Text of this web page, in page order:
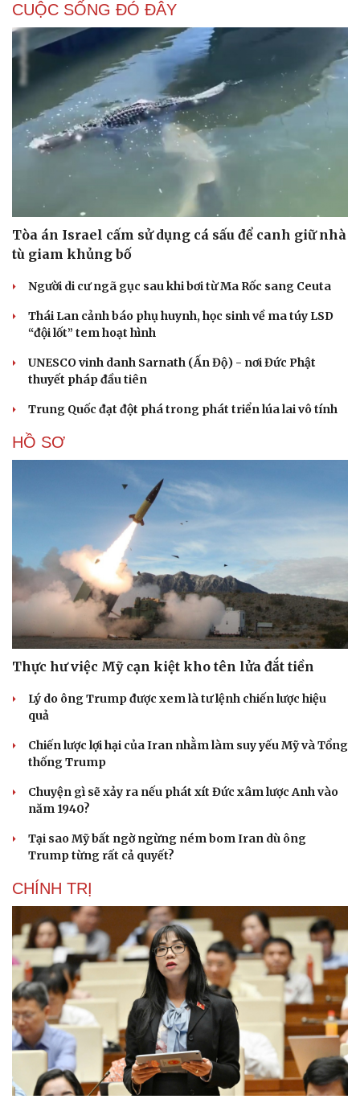
CUỘC SỐNG ĐÓ ĐÂY
Tòa án Israel cấm sử dụng cá sấu để canh giữ nhà
tù giam khủng bố
Người di cư ngã gục sau khi bơi từ Ma Rốc sang Ceuta
Thái Lan cảnh báo phụ huynh, học sinh về ma túy LSD
“đội lốt” tem hoạt hình
UNESCO vinh danh Sarnath (Ấn Độ) - nơi Đức Phật
thuyết pháp đầu tiên
Trung Quốc đạt đột phá trong phát triển lúa lai vô tính
HỒ SƠ
Thực hư việc Mỹ cạn kiệt kho tên lửa đắt tiền
Lý do ông Trump được xem là tư lệnh chiến lược hiệu
quả
Chiến lược lợi hại của Iran nhằm làm suy yếu Mỹ và Tổng
thống Trump
Chuyện gì sẽ xảy ra nếu phát xít Đức xâm lược Anh vào
năm 1940?
Tại sao Mỹ bất ngờ ngừng ném bom Iran dù ông
Trump từng rất cả quyết?
CHÍNH TRỊ